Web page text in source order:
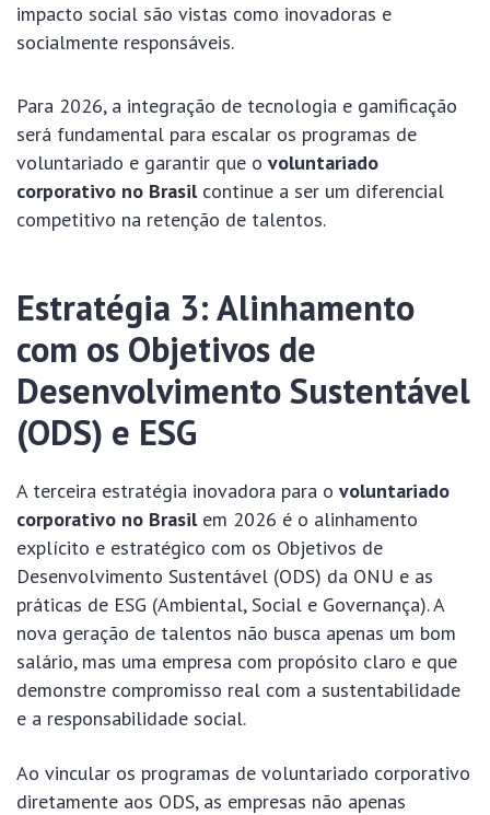
impacto social são vistas como inovadoras e
socialmente responsáveis.
Para 2026, a integração de tecnologia e gamificação
será fundamental para escalar os programas de
voluntariado e garantir que o voluntariado
corporativo no Brasilcontinue a ser um diferencial
competitivo na retenção de talentos.
Estratégia 3: Alinhamento
com os Objetivos de
Desenvolvimento Sustentável
(ODS) e ESG
A terceira estratégia inovadora para o voluntariado
corporativo no Brasilem 2026 é o alinhamento
explícito e estratégico com os Objetivos de
Desenvolvimento Sustentável (ODS) da ONU e as
práticas de ESG (Ambiental, Social e Governança). A
nova geração de talentos não busca apenas um bom
salário, mas uma empresa com propósito claro e que
demonstre compromisso real com a sustentabilidade
e a responsabilidade social.
Ao vincular os programas de voluntariado corporativo
diretamente aos ODS, as empresas não apenas